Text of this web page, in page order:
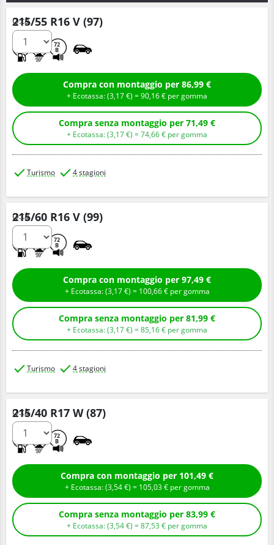
215/55 R16 V (97)
72
B
Q.tà
Compra con montaggio per 86,99 €
+ Ecotassa: (3,17€ ) =90,16€ per gomma
Compra senza montaggio per 71,49 €
+ Ecotassa: (3,17€ ) =74,66€ per gomma
Turismo 4 stagioni
215/60 R16 V (99)
72
B
Q.tà
Compra con montaggio per 97,49 €
+ Ecotassa: (3,17€ ) = 100,66€ per gomma
Compra senza montaggio per 81,99 €
+ Ecotassa: (3,17€ ) =85,16€ per gomma
Turismo 4 stagioni
215/40 R17 W (87)
72
B
Q.tà
Compra con montaggio per 101,49 €
+ Ecotassa: (3,54€ ) = 105,03€ per gomma
Compra senza montaggio per 83,99 €
+ Ecotassa: (3,54€ ) =87,53 € per gomma